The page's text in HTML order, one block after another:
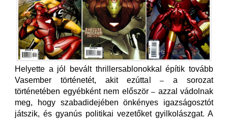
Helyette a jól bevált thrillersablonokkal építik tovább
Vasember történetét, akit ezúttal– a sorozat
történetében egyébként nem először – azzal vádolnak
meg, hogy szabadidejében önkényes igazságosztót
játszik, és gyanús politikai vezetőket gyilkolászgat. A